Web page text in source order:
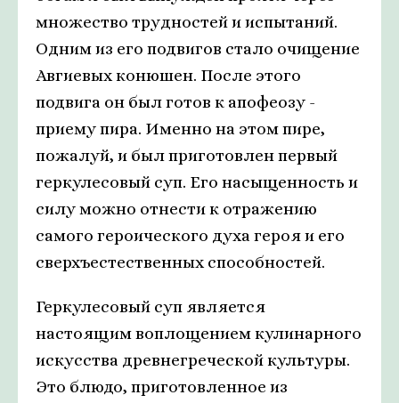
множество трудностей и испытаний.
Одним из его подвигов стало очищение
Авгиевых конюшен. После этого
подвига он был готов к апофеозу -
приему пира. Именно на этом пире,
пожалуй, и был приготовлен первый
геркулесовый суп. Его насыщенность и
силу можно отнести к отражению
самого героического духа героя и его
сверхъестественных способностей.
Геркулесовый суп является
настоящим воплощением кулинарного
искусства древнегреческой культуры.
Это блюдо, приготовленное из